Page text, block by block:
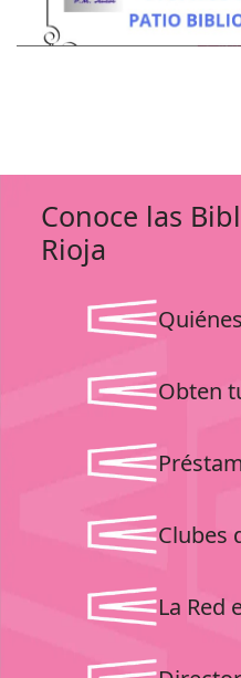
Conoce las
Rioja
Obten
Clubes
La Red